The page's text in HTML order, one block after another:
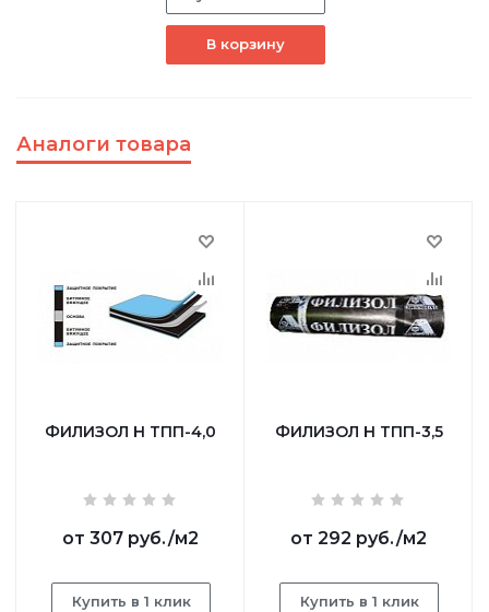
В корзину
Аналоги товара
ФИЛИЗОЛ Н ТПП-4,0
от 307 руб./м2
Купить в 1 клик
ФИЛИЗОЛ Н ТПП-3,5
от 292 руб./м2
Купить в 1 клик